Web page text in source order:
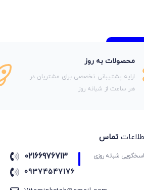
محصولات به روز
ارایه پشتیبانی تخصصی برای مشتریان در
هر ساعت از شبانه روز
تماس
شبانه روزی 02166976713
09374547176